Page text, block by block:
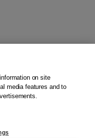
on site
media features and to